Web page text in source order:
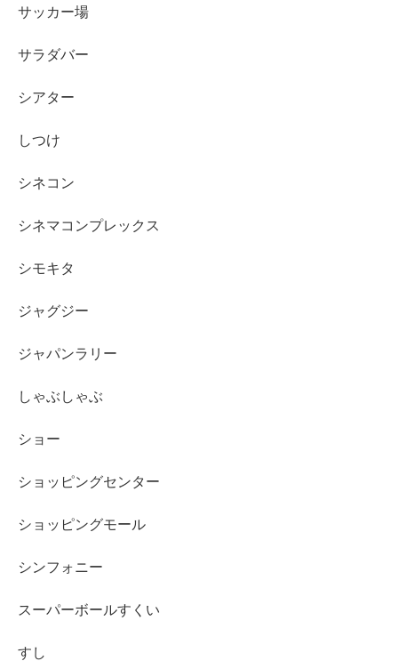
サッカー場
サラダバー
シアター
しつけ
シネコン
シネマコンプレックス
シモキタ
ジャグジー
ジャパンラリー
しゃぶしゃぶ
ショー
ショッピングセンター
ショッピングモール
シンフォニー
スーパーボールすくい
すし